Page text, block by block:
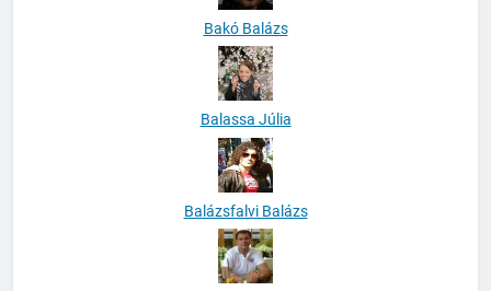
Bakó Balázs
Balassa Júlia
Balázsfalvi Balázs